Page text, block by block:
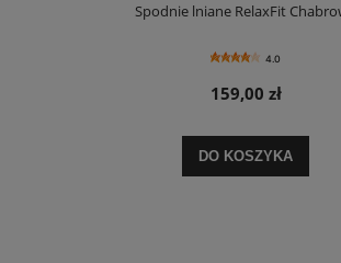
Spodnie lniane RelaxFit
4.0
159,00 zł
DO KOSZYKA